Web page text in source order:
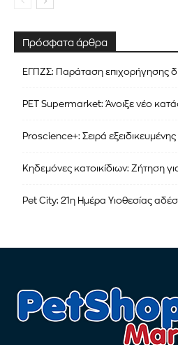
Πρόσφατα άρθρα
ΕΓΠΖΣ: Παράταση επιχορήγησης
PET Supermarket: Άνοιξε νέο
Proscience+: Σειρά
Κηδεμόνες κατοικίδιων: Ζήτηση
Pet City: 21η Ημέρα Υιοθεσίας